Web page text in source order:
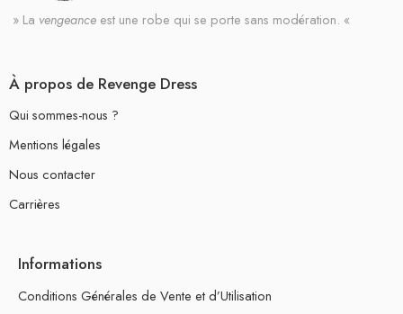
» La vengeance est une robe qui se porte sans modération. «
À propos de Revenge Dress
Qui sommes-nous ?
Mentions légales
Nous contacter
Carrières
Informations
Conditions Générales de Vente et d’Utilisation